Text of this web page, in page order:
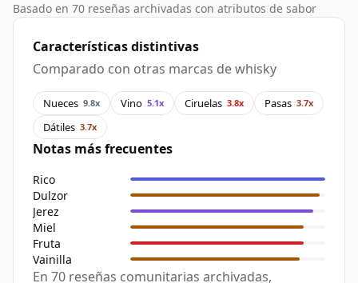
Basado en 70 reseñas archivadas con atributos de sabor
Características distintivas
Comparado con otras marcas de whisky
Nueces 9.8x Vino 5.1x Ciruelas 3.8x Pasas 3.7x
Dátiles 3.7x
Notas más frecuentes
Rico
Dulzor
Jerez
Miel
Fruta
Vainilla
En 70 reseñas comunitarias archivadas,